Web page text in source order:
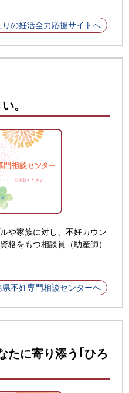
りの妊活全力応援サイトへ
。
や家族に対し、不妊カウン
格をもつ相談員（助産師）
県不妊専門相談センターへ
たに寄り添う｢ひろ